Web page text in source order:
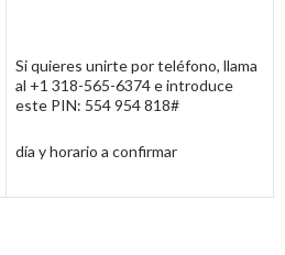
Si quieres unirte por teléfono, llama
al +1 318-565-6374 e introduce
este PIN: 554 954 818#
día y horario a confirmar